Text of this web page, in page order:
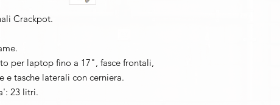
Crackpot.
per laptop fino a 17", fasce frontali,
tasche laterali con cerniera.
23 litri.